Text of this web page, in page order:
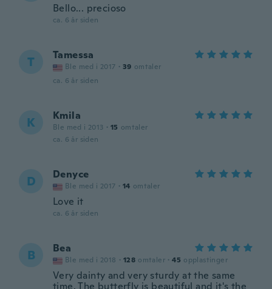
Bello... precioso
ca. 6 år siden
T Tamessa
Ble med i 2017 · 39 omtaler
ca. 6 år siden
K Kmila
Ble med i 2013 · 15 omtaler
ca. 6 år siden
D Denyce
Ble med i 2017 · 14 omtaler
Love it
ca. 6 år siden
B Bea
Ble med i 2018 · 128 omtaler · 45 opplastinger
Very dainty and very sturdy at the same
time. The butterfly is beautiful and it's the